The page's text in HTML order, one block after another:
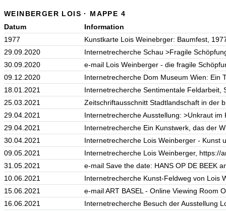
WEINBERGER LOIS · MAPPE 4
Datum
Information
1977
Kunstkarte Lois Weinebrger: Baumfest,
29.09.2020
Internetrecherche Schau >Fragile
30.09.2020
e-mail Lois Weinberger - die fragile
09.12.2020
Internetrecherche Dom Museum Wien: Ein
18.01.2021
Internetrecherche Sentimentale Feldarbeit,
25.03.2021
Zeitschriftausschnitt Stadtlandschaft in der
29.04.2021
Internetrecherche Ausstellung: >Unkraut im
29.04.2021
Internetrecherche Ein Kunstwerk, das der
30.04.2021
Internetrecherche Lois Weinberger - Kunst
09.05.2021
Internetrecherche Lois Weinberger, https://
31.05.2021
e-mail Save the date: HANS OP DE BEEK
10.06.2021
Internetrecherche Kunst-Feldweg von Lois
15.06.2021
e-mail ART BASEL - Online Viewing Room
16.06.2021
Internetrecherche Besuch der Ausstellung